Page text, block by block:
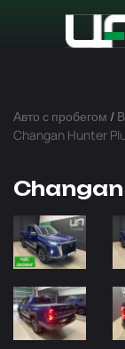
Авто с пробегом /
Changan Hunter